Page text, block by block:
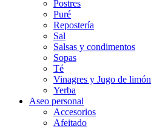
Postres
Puré
Repostería
Sal
Salsas y condimentos
Sopas
Té
Vinagres y Jugo de limón
Yerba
Aseo personal
Accesorios
Afeitado